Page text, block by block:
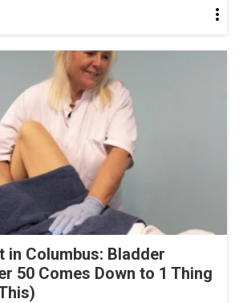
in Columbus: Bladder
50 Comes Down to 1 Thing